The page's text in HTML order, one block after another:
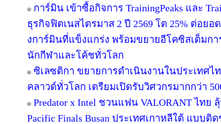
การ์มิน เข้าซื้อกิจการ TrainingPeaks และ
ธุรกิจฟิตเนสไตรมาส 2 ปี 2569 โต 25% ต่อย
งการ์มินที่แข็งแกร่ง พร้อมขยายอีโคซิสเต็มก
นักกีฬาและโค้ชทั่วโลก
ซิเลซติกา ขยายการดำเนินงานในประเทศไ
คลาวด์ทั่วโลก เตรียมเปิดรับวิศวกรมากกว่า
Predator x Intel ชวนแฟน VALORANT ไท
Pacific Finals Busan ประเทศเกาหลีใต้ แบบ